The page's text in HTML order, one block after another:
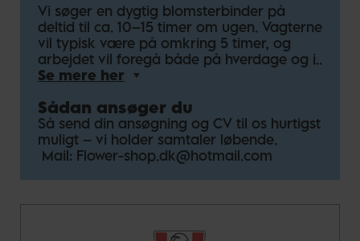
Vi søger en dygtig blomsterbinder på
deltid til ca. 10–15 timer om ugen. Vagterne
vil typisk være på omkring 5 timer, og
arbejdet vil foregå både på hverdage og i
weekender inden for vores åbningstid kl.
Dine opgaver vil bl.a. være:
• Binde buketter og dekorative
blomsterarrangementer
Se mere her
Sådan ansøger du
Så send din ansøgning og CV til os hurtigst
muligt – vi holder samtaler løbende.
Mail: Flower-shop.dk@hotmail.com